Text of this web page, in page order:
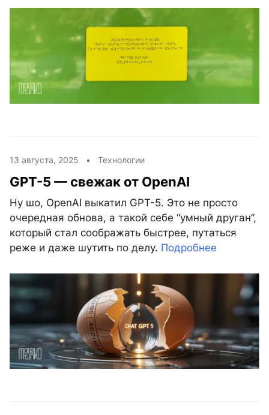
13 августа, 2025 • Технологии
GPT-5 — свежак от OpenAI
Ну шо, OpenAI выкатил GPT-5. Это не просто
очередная обнова, а такой себе “умный друган”,
который стал соображать быстрее, путаться
реже и даже шутить по делу. Подробнее